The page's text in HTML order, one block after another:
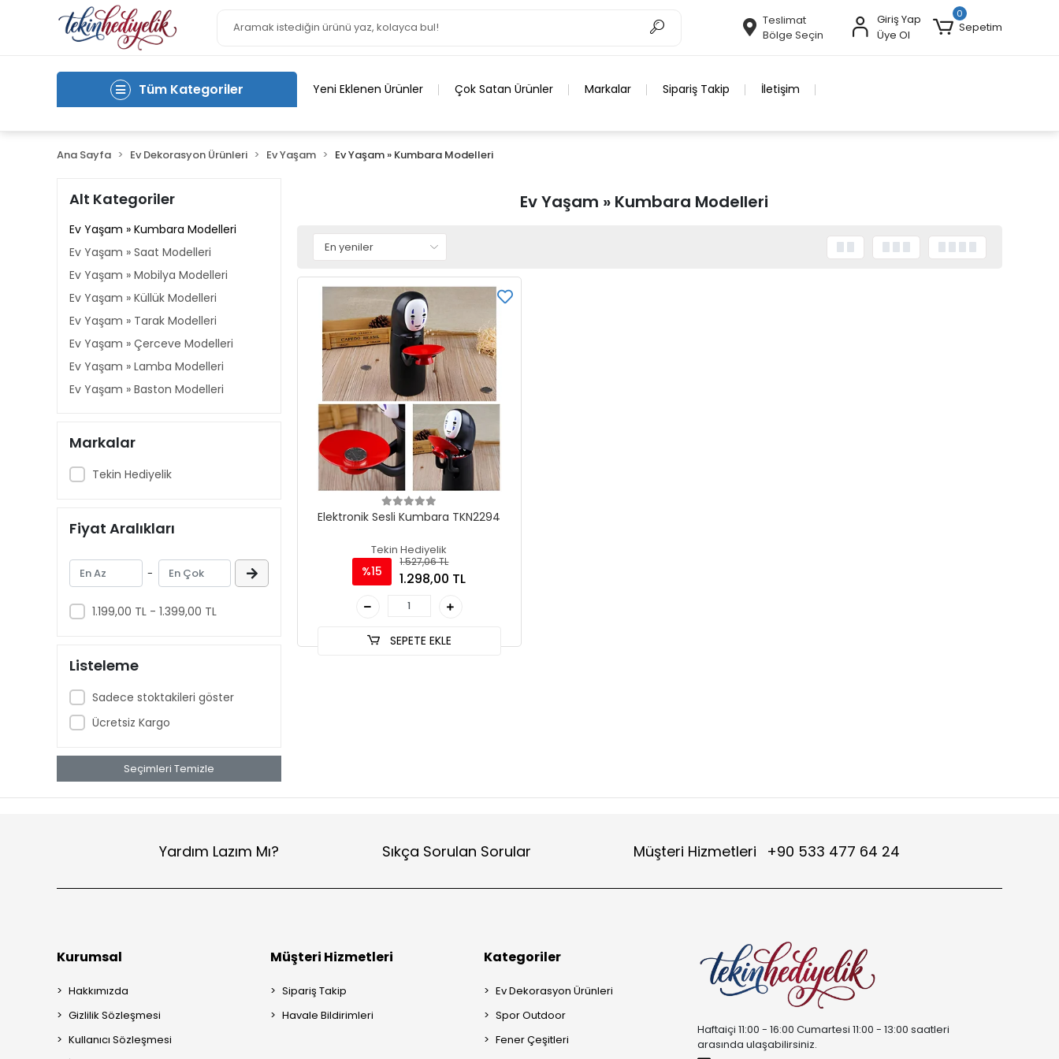
Teslimat
Bölge Seçin
Giriş Yap
Üye Ol
0
Sepetim
Tüm Kategoriler Yeni Eklenen Ürünler Çok Satan Ürünler Markalar Sipariş Takip İletişim
Ana Sayfa Ev Dekorasyon Ürünleri Ev Yaşam Ev Yaşam » Kumbara Modelleri
Alt Kategoriler
Ev Yaşam » Kumbara Modelleri
Ev Yaşam » Saat Modelleri
Ev Yaşam » Mobilya Modelleri
Ev Yaşam » Küllük Modelleri
Ev Yaşam » Tarak Modelleri
Ev Yaşam » Çerceve Modelleri
Ev Yaşam » Lamba Modelleri
Ev Yaşam » Baston Modelleri
Markalar
Tekin Hediyelik
Fiyat Aralıkları
-
1.199,00 TL - 1.399,00 TL
Listeleme
Sadece stoktakileri göster
Ücretsiz Kargo
Seçimleri Temizle
Ev Yaşam » Kumbara Modelleri
Elektronik Sesli Kumbara TKN2294
Tekin Hediyelik
%15
1.527,06 TL
1.298,00 TL
SEPETE EKLE
Yardım Lazım Mı? Sıkça Sorulan Sorular Müşteri Hizmetleri +90 533 477 64 24
Kurumsal
Hakkımızda
Gizlilik Sözleşmesi
Kullanıcı Sözleşmesi
Müşteri Hizmetleri
Sipariş Takip
Havale Bildirimleri
Kategoriler
Ev Dekorasyon Ürünleri
Spor Outdoor
Fener Çeşitleri
Haftaiçi 11:00 - 16:00 Cumartesi 11:00 - 13:00 saatleri
arasında ulaşabilirsiniz.